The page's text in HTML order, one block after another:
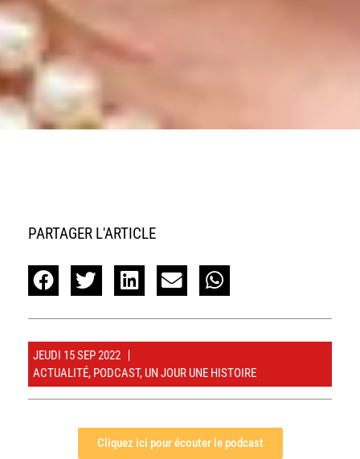
PARTAGER L'ARTICLE
JEUDI 15 SEP 2022
ACTUALITÉ, PODCAST, UN JOUR UNE HISTOIRE
Cliquez ici pour écouter le podcast